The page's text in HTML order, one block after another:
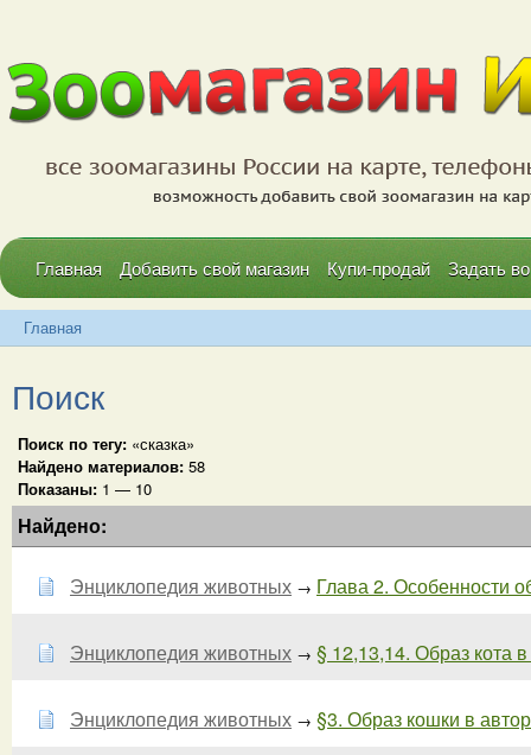
Главная Добавить свой магазин Купи-продай Задать
Главная
Поиск
Поиск по тегу: «сказка»
Найдено материалов: 58
Показаны: 1 — 10
Найдено:
Энциклопедия животных → Глава 2. Особенности
Энциклопедия животных → § 12,13,14. Образ кота
Энциклопедия животных → §3. Образ кошки в